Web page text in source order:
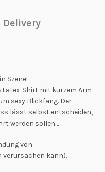
Szene!
Shirt mit kurzem Arm
sexy Blickfang. Der
lässt selbst entscheiden,
werden sollen…
von
verursachen kann).